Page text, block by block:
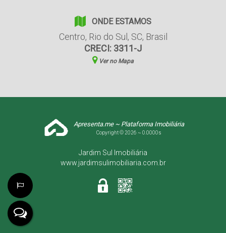
ONDE ESTAMOS
Centro, Rio do Sul , SC, Brasil
CRECI: 3311-J
Ver no Mapa
Apresenta.me ~ Plataforma Imobiliária
Copyright © 2026 ~ 0.0000s
Jardim Sul Imobiliária
www.jardimsulimobiliaria.com.br